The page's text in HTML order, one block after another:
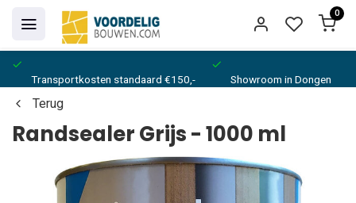
0
Transportkosten standaard €150,- Showroom in Dongen
Terug
Randsealer Grijs - 1000 ml